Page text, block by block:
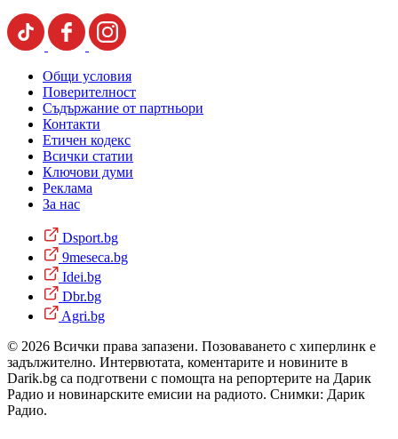
Общи условия
Поверителност
Съдържание от партньори
Контакти
Етичен кодекс
Всички статии
Ключови думи
Реклама
За нас
Dsport.bg
9meseca.bg
Idei.bg
Dbr.bg
Agri.bg
© 2026 Всички права запазени. Позоваването с хиперлинк е
задължително. Интервютата, коментарите и новините в
Darik.bg са подготвени с помощта на репортерите на Дарик
Радио и новинарските емисии на радиото. Снимки: Дарик
Радио.